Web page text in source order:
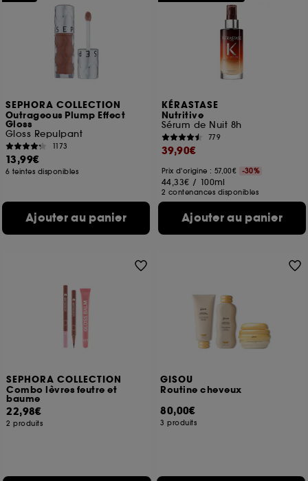
SEPHORA COLLECTION
Outrageous Plump Effect
Gloss
Gloss Repulpant
1173
13,99€
6 teintes disponibles
Ajouter au panier
KÉRASTASE
Nutritive
Sérum de Nuit 8h
779
39,90€
Prix d'origine : 57,00€ -30%
44,33€ / 100ml
2 contenances disponibles
Ajouter au panier
SEPHORA COLLECTION
Combo lèvres feutre et
baume
22,98€
2 produits
GISOU
Routine cheveux
80,00€
3 produits